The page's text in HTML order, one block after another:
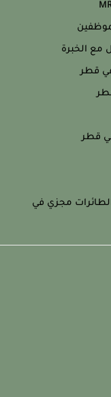
الخبرة
مجزي في